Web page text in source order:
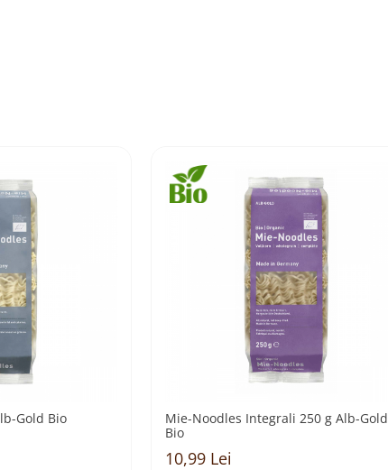
Gold Bio
Mie-Noodles Integrali 250 g Alb-Gold
Bio
10,99 Lei